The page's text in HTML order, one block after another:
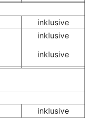
inklusive
inklusive
inklusive
inklusive